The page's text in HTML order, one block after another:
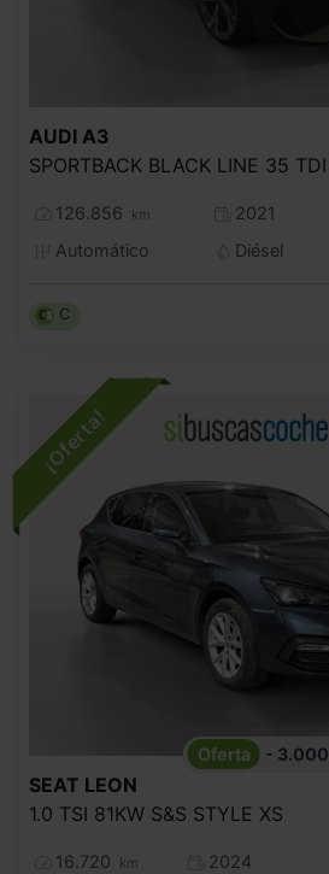
AUDI A3
126.856 km
2021
Automático
Diésel
C
- 3.000
SEAT LEON
1.0 TSI 81KW S&S STYLE XS
16.720 km
2024